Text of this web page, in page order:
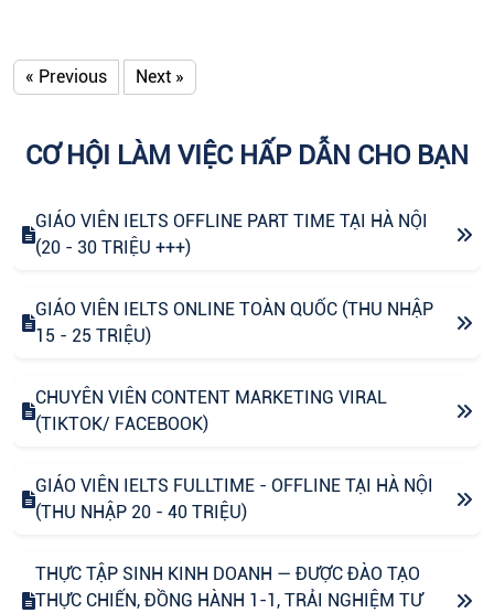
« Previous Next »
CƠ HỘI LÀM VIỆC HẤP DẪN CHO BẠN
GIÁO VIÊN IELTS OFFLINE PART TIME TẠI HÀ NỘI
(20 - 30 TRIỆU +++)
GIÁO VIÊN IELTS ONLINE TOÀN QUỐC (THU NHẬP
15 - 25 TRIỆU)
CHUYÊN VIÊN CONTENT MARKETING VIRAL
(TIKTOK/ FACEBOOK)
GIÁO VIÊN IELTS FULLTIME - OFFLINE TẠI HÀ NỘI
(THU NHẬP 20 - 40 TRIỆU)
THỰC TẬP SINH KINH DOANH — ĐƯỢC ĐÀO TẠO
THỰC CHIẾN, ĐỒNG HÀNH 1-1, TRẢI NGHIỆM TƯ